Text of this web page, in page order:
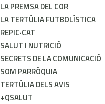
LA PREMSA DEL COR
LA TERTÚLIA FUTBOLÍSTICA
REPIC·CAT
SALUT I NUTRICIÓ
SECRETS DE LA COMUNICACIÓ
SOM PARRÒQUIA
TERTÚLIA DELS AVIS
+QSALUT